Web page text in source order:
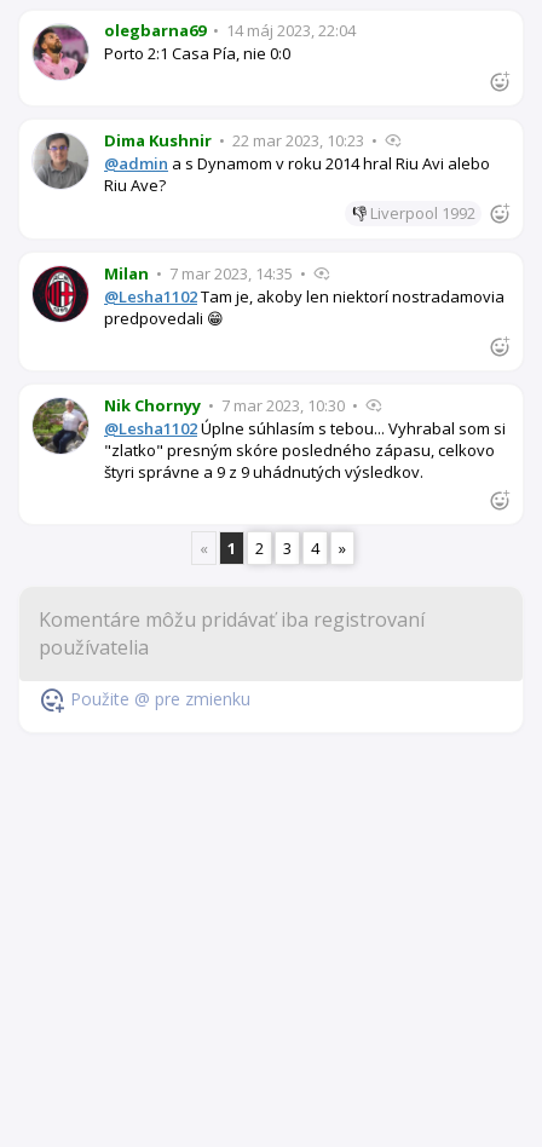
olegbarna69 • 14 máj 2023, 22:04
Porto 2:1 Casa Pía, nie 0:0
Dima Kushnir • 22 mar 2023, 10:23 •
@admin a s Dynamom v roku 2014 hral Riu Avi alebo
Riu Ave?
👎 Liverpool 1992
Milan • 7 mar 2023, 14:35 •
@Lesha1102Tam je, akoby len niektorí nostradamovia
predpovedali 😁
Nik Chornyy • 7 mar 2023, 10:30 •
@Lesha1102Úplne súhlasím s tebou... Vyhrabal som si
"zlatko" presným skóre posledného zápasu, celkovo
štyri správne a 9 z 9 uhádnutých výsledkov.
« 1 2 3 4 »
Použite @ pre zmienku